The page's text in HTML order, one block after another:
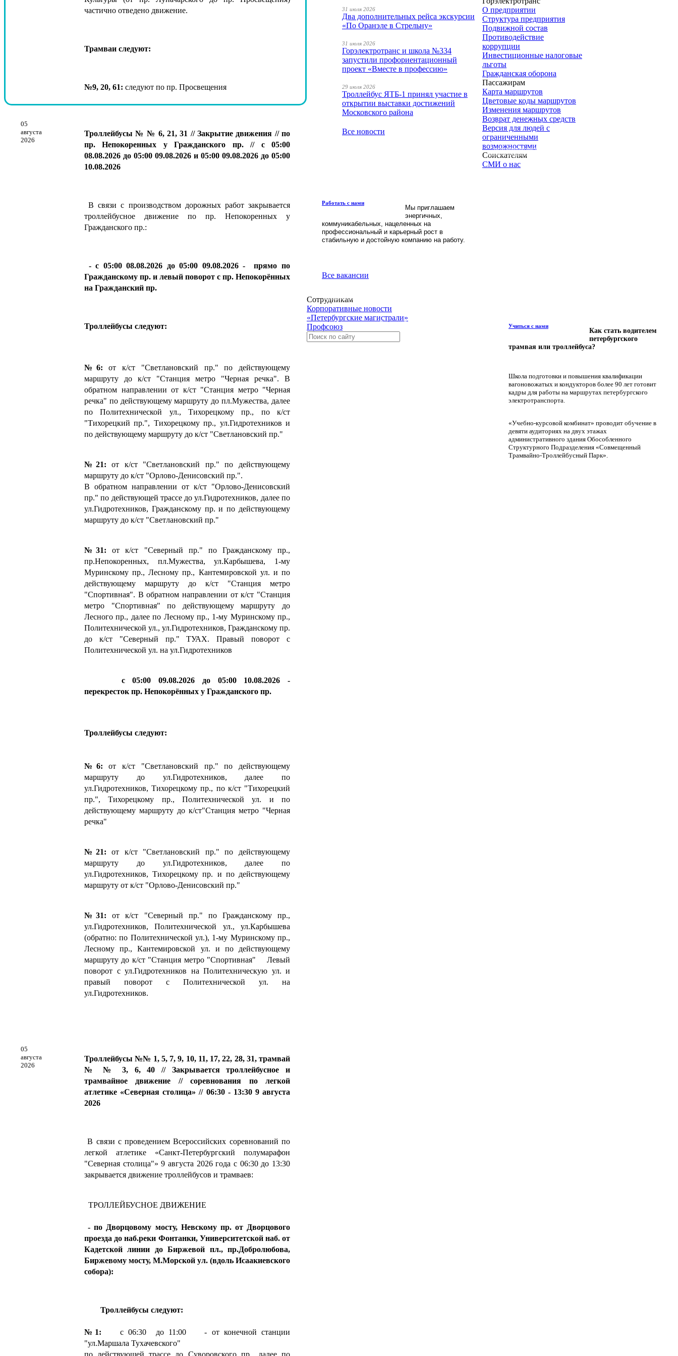
частично отведено движение.
Трамваи следуют:
№9, 20, 61: следуют по пр. Просвещения
05
августа
2026
Троллейбусы № № 6, 21, 31 // Закрытие движения // по
пр. Непокоренных у Гражданского пр. // с 05:00
08.08.2026 до 05:00 09.08.2026 и 05:00 09.08.2026 до 05:00
10.08.2026
В связи с производством дорожных работ закрывается
троллейбусное движение по пр. Непокоренных у
Гражданского пр.:
- с 05:00 08.08.2026 до 05:00 09.08.2026 - прямо по
Гражданскому пр. и левый поворот с пр. Непокорённых
на Гражданский пр.
Троллейбусы следуют:
№6: от к/ст "Светлановский пр." по действующему
маршруту до к/ст "Станция метро "Черная речка". В
обратном направлении от к/ст "Станция метро "Черная
речка" по действующему маршруту до пл.Мужества, далее
по Политехнической ул., Тихорецкому пр., по к/ст
"Тихорецкий пр.", Тихорецкому пр., ул.Гидротехников и
по действующему маршруту до к/ст "Светлановский пр."
№21: от к/ст "Светлановский пр." по действующему
маршруту до к/ст "Орлово-Денисовский пр.".
В обратном направлении от к/ст "Орлово-Денисовский
пр." по действующей трассе до ул.Гидротехников, далее по
ул.Гидротехников, Гражданскому пр. и по действующему
маршруту до к/ст "Светлановский пр."
№31: от к/ст "Северный пр." по Гражданскому пр.,
пр.Непокоренных, пл.Мужества, ул.Карбышева, 1-му
Муринскому пр., Лесному пр., Кантемировской ул. и по
действующему маршруту до к/ст "Станция метро
"Спортивная". В обратном направлении от к/ст "Станция
метро "Спортивная" по действующему маршруту до
Лесного пр., далее по Лесному пр., 1-му Муринскому пр.,
Политехнической ул., ул.Гидротехников, Гражданскому пр.
до к/ст "Северный пр." ТУАХ. Правый поворот с
Политехнической ул. на ул.Гидротехников
с 05:00 09.08.2026 до 05:00 10.08.2026 -
перекресток пр. Непокорённых у Гражданского пр.
Троллейбусы следуют:
№6: от к/ст "Светлановский пр." по действующему
маршруту до ул.Гидротехников, далее по
ул.Гидротехников, Тихорецкому пр., по к/ст "Тихорецкий
пр.", Тихорецкому пр., Политехнической ул. и по
действующему маршруту до к/ст"Станция метро "Черная
речка"
№21: от к/ст "Светлановский пр." по действующему
маршруту до ул.Гидротехников, далее по
ул.Гидротехников, Тихорецкому пр. и по действующему
маршруту от к/ст "Орлово-Денисовский пр."
№31: от к/ст "Северный пр." по Гражданскому пр.,
ул.Гидротехников, Политехнической ул., ул.Карбышева
(обратно: по Политехнической ул.), 1-му Муринскому пр.,
Лесному пр., Кантемировской ул. и по действующему
маршруту до к/ст "Станция метро "Спортивная" Левый
поворот с ул.Гидротехников на Политехническую ул. и
правый поворот с Политехнической ул. на
ул.Гидротехников.
05
августа
2026
Троллейбусы №№ 1, 5, 7, 9, 10, 11, 17, 22, 28, 31, трамвай
№ № 3, 6, 40 // Закрывается троллейбусное и
трамвайное движение // соревнования по легкой
атлетике «Северная столица» // 06:30 - 13:30 9 августа
2026
В связи с проведением Всероссийских соревнований по
легкой атлетике «Санкт-Петербургский полумарафон
"Северная столица"» 9 августа 2026 года с 06:30 до 13:30
закрывается движение троллейбусов и трамваев:
ТРОЛЛЕЙБУСНОЕ ДВИЖЕНИЕ
- по Дворцовому мосту, Невскому пр. от Дворцового
проезда до наб.реки Фонтанки, Университетской наб. от
Кадетской линии до Биржевой пл., пр.Добролюбова,
Биржевому мосту, М.Морской ул. (вдоль Исаакиевского
собора):
Троллейбусы следуют:
№1: с 06:30 до 11:00 - от конечной станции
"ул.Маршала Тухачевского"
по действующей трассе до Суворовского пр., далее по
31 июля 2026
Два дополнительных рейса экскурсии
«По Оранэле в Стрельну»
31 июля 2026
Горэлектротранс и школа №334
запустили профориентационный
проект «Вместе в профессию»
29 июля 2026
Троллейбус ЯТБ-1 принял участие в
открытии выставки достижений
Московского района
Все новости
Работать с нами
Мы приглашаем
энергичных,
коммуникабельных, нацеленных на
профессиональный и карьерный рост в
стабильную и достойную компанию на работу.
Все вакансии
Учиться с нами
Как стать водителем
петербургского
трамвая или троллейбуса?
Школа подготовки и повышения квалификации
вагоновожатых и кондукторов более 90 лет готовит
кадры для работы на маршрутах петербургского
электротранспорта.
«Учебно-курсовой комбинат» проводит обучение в
девяти аудиториях на двух этажах
административного здания Обособленного
Структурного Подразделения «Совмещенный
Трамвайно-Троллейбусный Парк».
О предприятии
Структура предприятия
Подвижной состав
Противодействие
коррупции
Инвестиционные налоговые
льготы
Гражданская оборона
Пассажирам
Карта маршрутов
Цветовые коды маршрутов
Изменения маршрутов
Возврат денежных средств
Версия для людей с
ограниченными
возможностями
Соискателям
СМИ о нас
Сотрудникам
Корпоративные новости
«Петербургские магистрали»
Профсоюз
Учебно-курсовой комбинат
Экспозиционно-выставочный
комплекс городского электрического
транспорта
Международная ассоциация предприятий городского электрического транспорта
«Госуслуги. Решаем вместе»